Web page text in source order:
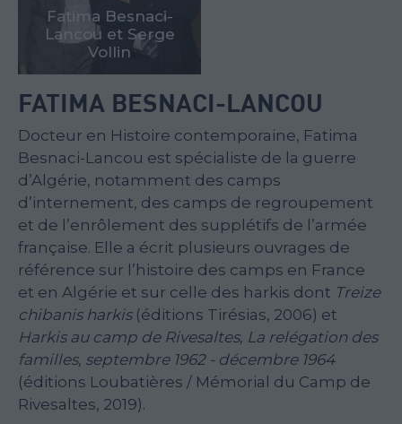
Fatima Besnaci-
Lancou et Serge
Vollin
FATIMA BESNACI-LANCOU
Docteur en Histoire contemporaine, Fatima
Besnaci-Lancou est spécialiste de la guerre
d’Algérie, notamment des camps
d’internement, des camps de regroupement
et de l’enrôlement des supplétifs de l’armée
française. Elle a écrit plusieurs ouvrages de
référence sur l’histoire des camps en France
et en Algérie et sur celle des harkis dont Treize
chibanis harkis(éditions Tirésias, 2006) et
Harkis au camp de Rivesaltes, La relégation des
familles, septembre 1962 - décembre 1964
(éditions Loubatières / Mémorial du Camp de
Rivesaltes, 2019).